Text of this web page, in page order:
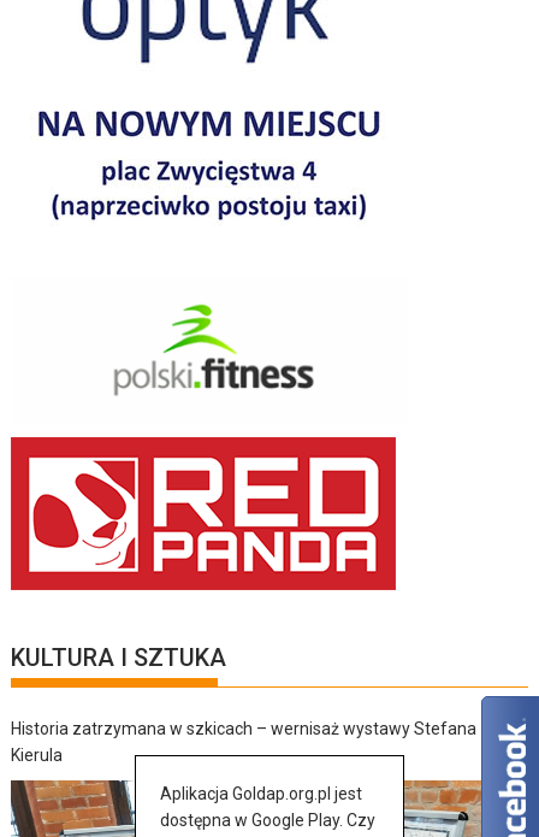
KULTURA I SZTUKA
Historia zatrzymana w szkicach – wernisaż wystawy Stefana
Kierula
Aplikacja Goldap.org.pl jest
dostępna w Google Play. Czy